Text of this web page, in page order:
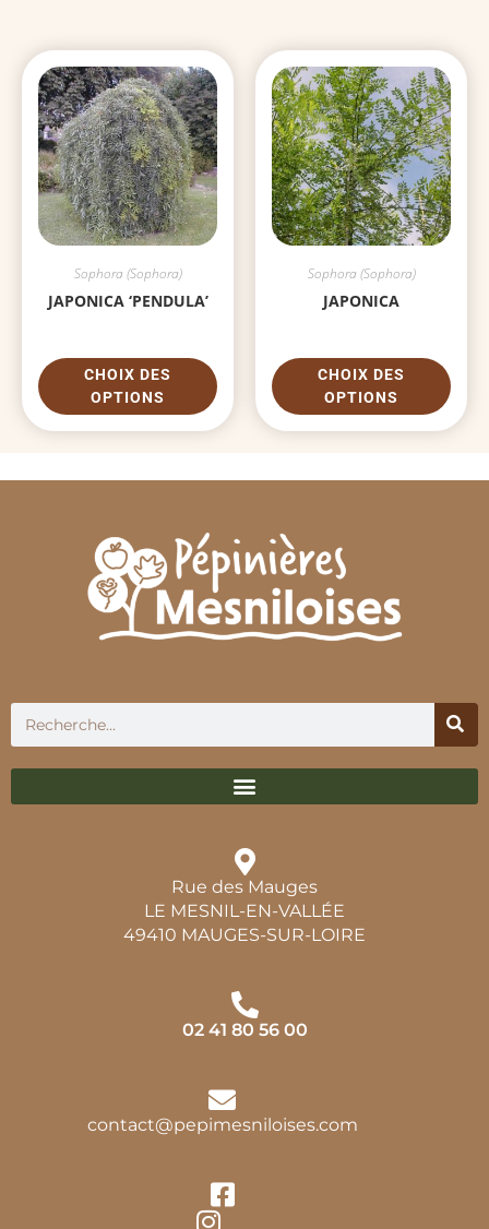
Sophora (Sophora)
JAPONICA ‘PENDULA’
CHOIX DES
OPTIONS
Sophora (Sophora)
JAPONICA
CHOIX DES
OPTIONS
Rue des Mauges
LE MESNIL-EN-VALLÉE
49410 MAUGES-SUR-LOIRE
02 41 80 56 00
contact@pepimesniloises.com